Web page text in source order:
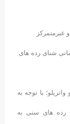
شنای رده های
با توجه به
رده های سنی به